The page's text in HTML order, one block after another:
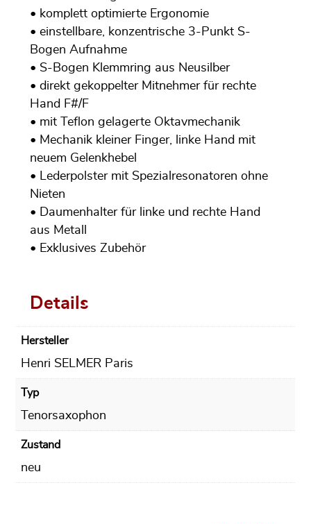
• komplett optimierte Ergonomie
• einstellbare, konzentrische 3-Punkt S-
Bogen Aufnahme
• S-Bogen Klemmring aus Neusilber
• direkt gekoppelter Mitnehmer für rechte
Hand F#/F
• mit Teflon gelagerte Oktavmechanik
• Mechanik kleiner Finger, linke Hand mit
neuem Gelenkhebel
• Lederpolster mit Spezialresonatoren ohne
Nieten
• Daumenhalter für linke und rechte Hand
aus Metall
• Exklusives Zubehör
Details
Hersteller
Henri SELMER Paris
Typ
Tenorsaxophon
Zustand
neu